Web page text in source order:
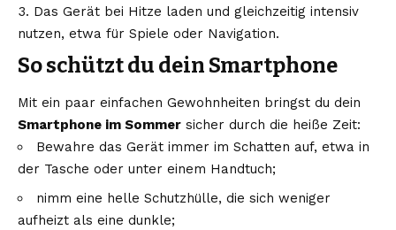
Das Gerät bei Hitze laden und gleichzeitig intensiv
nutzen, etwa für Spiele oder Navigation.
So schützt du dein Smartphone
Mit ein paar einfachen Gewohnheiten bringst du dein
Smartphone im Sommer sicher durch die heiße Zeit:
Bewahre das Gerät immer im Schatten auf, etwa in
der Tasche oder unter einem Handtuch;
nimm eine helle Schutzhülle, die sich weniger
aufheizt als eine dunkle;